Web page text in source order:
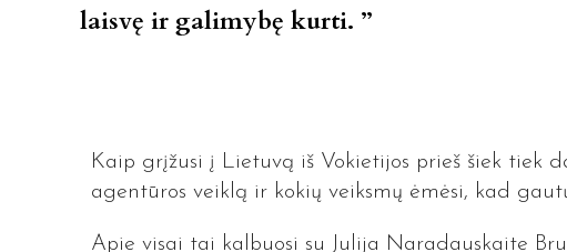
laisvę ir galimybę kurti. ”
Kaip grįžusi į Lietuvą iš Vokietijos prieš šiek tiek
agentūros veiklą ir kokių veiksmų ėmėsi, kad
Apie visai tai kalbuosi su Julija Naradauskaite